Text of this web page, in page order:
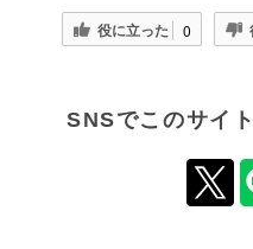
役に立った 0
SNSでこのサイ